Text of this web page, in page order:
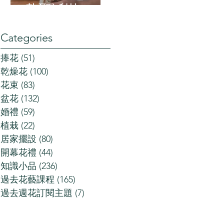
紮聖誕樹
Categories
捧花 (51)
乾燥花 (100)
花束 (83)
盆花 (132)
婚禮 (59)
植栽 (22)
居家擺設 (80)
開幕花禮 (44)
知識小品 (236)
過去花藝課程 (165)
過去週花訂閱主題 (7)